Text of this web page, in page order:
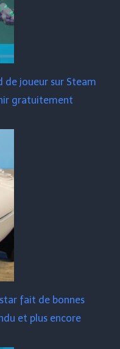
joueur sur Steam
gratuitement
fait de bonnes
et plus encore